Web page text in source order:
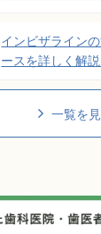
インビザライン
ースを詳しく解説
一覧を